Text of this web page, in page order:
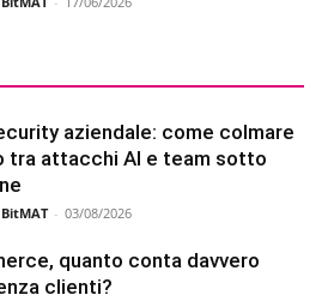
aziendale: come colmare
tra attacchi AI e team sotto
- 03/08/2026
quanto conta davvero
clienti?